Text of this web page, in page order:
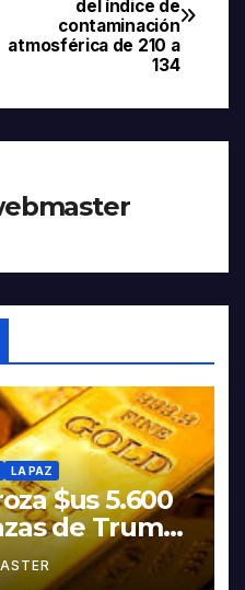
del índice de
contaminación
atmosférica de 210 a
134
LA PAZ
$us 5.600
de Trump